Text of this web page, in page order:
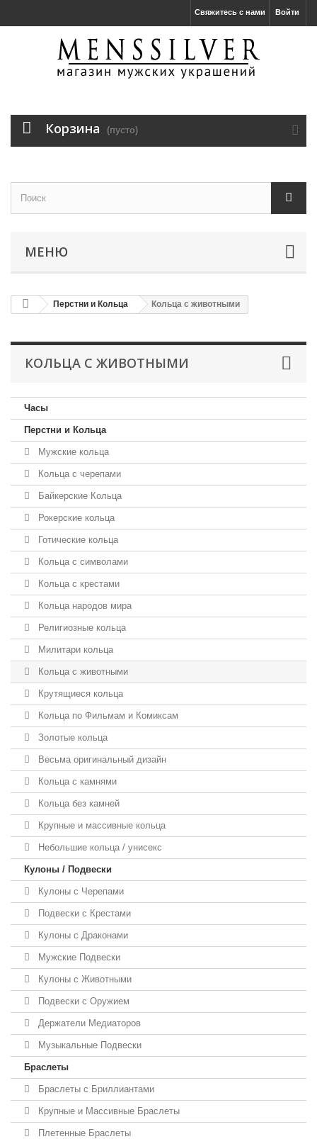
Войти
Свяжитесь с нами
Корзина (пусто)
МЕНЮ
Перстни и Кольца Кольца с животными
КОЛЬЦА С ЖИВОТНЫМИ
Часы
Перстни и Кольца
Мужские кольца
Кольца с черепами
Байкерские Кольца
Рокерские кольца
Готические кольца
Кольца с символами
Кольца с крестами
Кольца народов мира
Религиозные кольца
Милитари кольца
Кольца с животными
Крутящиеся кольца
Кольца по Фильмам и Комиксам
Золотые кольца
Весьма оригинальный дизайн
Кольца с камнями
Кольца без камней
Крупные и массивные кольца
Небольшие кольца / унисекс
Кулоны / Подвески
Кулоны с Черепами
Подвески с Крестами
Кулоны с Драконами
Мужские Подвески
Кулоны с Животными
Подвески с Оружием
Держатели Медиаторов
Музыкальные Подвески
Браслеты
Браслеты с Бриллиантами
Крупные и Массивные Браслеты
Плетенные Браслеты